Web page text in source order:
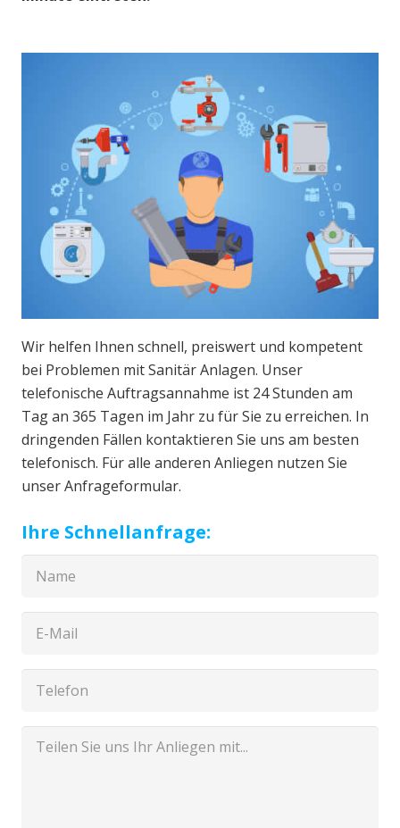
Wir helfen Ihnen schnell, preiswert und kompetent
bei Problemen mit Sanitär Anlagen. Unser
telefonische Auftragsannahme ist 24 Stunden am
Tag an 365 Tagen im Jahr zu für Sie zu erreichen. In
dringenden Fällen kontaktieren Sie uns am besten
telefonisch. Für alle anderen Anliegen nutzen Sie
unser Anfrageformular.
Ihre Schnellanfrage: